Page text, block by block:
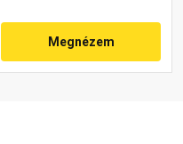
Megnézem